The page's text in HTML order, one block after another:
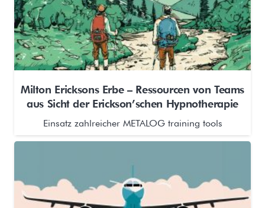
Milton Ericksons Erbe – Ressourcen von Teams
aus Sicht der Erickson’schen Hypnotherapie
Einsatz zahlreicher METALOG training tools